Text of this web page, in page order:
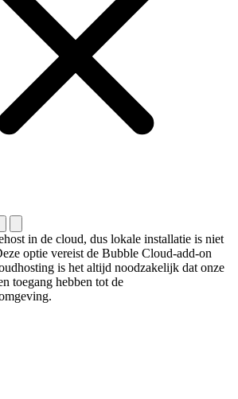
in de cloud, dus lokale installatie is niet
optie vereist de Bubble Cloud-add-on
is het altijd noodzakelijk dat onze
toegang hebben tot de